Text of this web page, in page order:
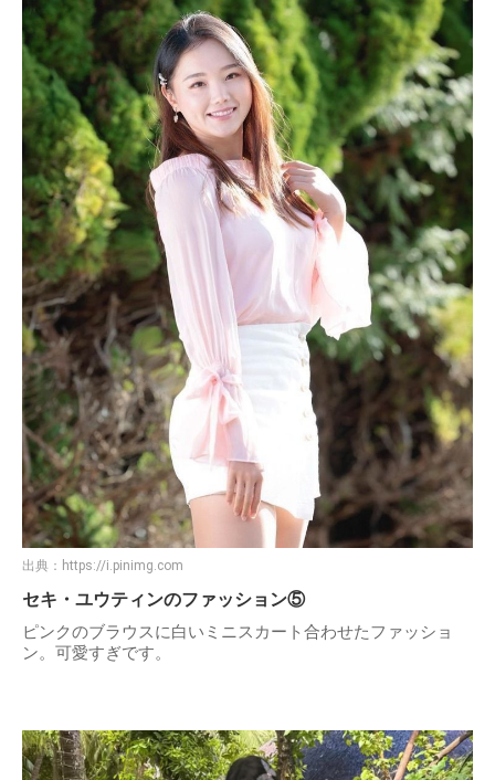
出典： https://i.pinimg.com
セキ・ユウティンのファッション⑤
ピンクのブラウスに白いミニスカート合わせたファッショ
ン。可愛すぎです。